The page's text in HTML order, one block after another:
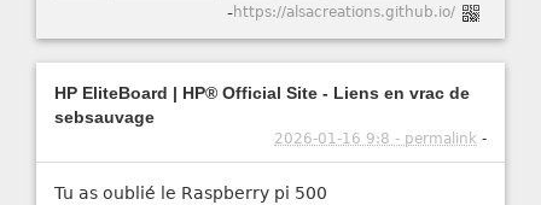
-https://alsacreations.github.io/
HP EliteBoard | HP® Official Site - Liens en vrac de
sebsauvage
2026-01-16 9:8 - permalink -
Tu as oublié le Raspberry pi 500